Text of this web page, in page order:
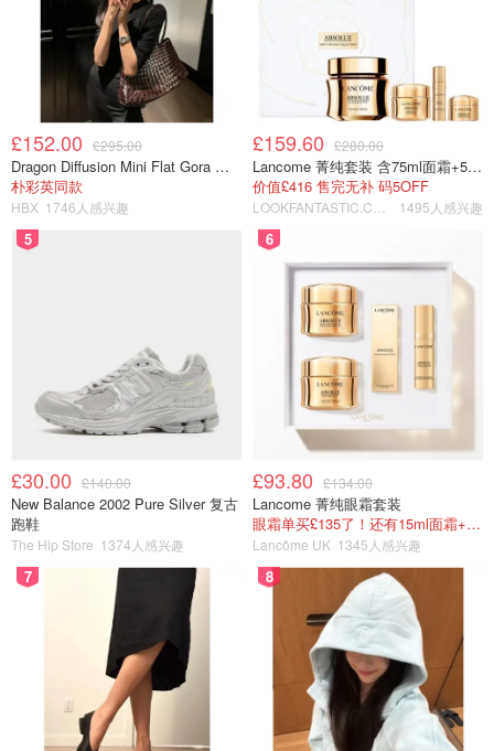
£152.00 £295.00
Dragon Diffusion Mini Flat Gora 深棕色手提包
朴彩英同款
HBX 1746人感兴趣
£159.60 £280.00
Lancome 菁纯套装 含75ml面霜+5ml精华+5ml眼霜
价值£416 售完无补 码5OFF
1495人感兴趣
5
£30.00 £140.00
New Balance 2002 Pure Silver 复古
跑鞋
The Hip Store 1374人感兴趣
6
£93.80 £134.00
Lancome 菁纯眼霜套装
眼霜单买£135了！还有15ml面霜+5ml精华~！
Lancôme UK 1345人感兴趣
7 8